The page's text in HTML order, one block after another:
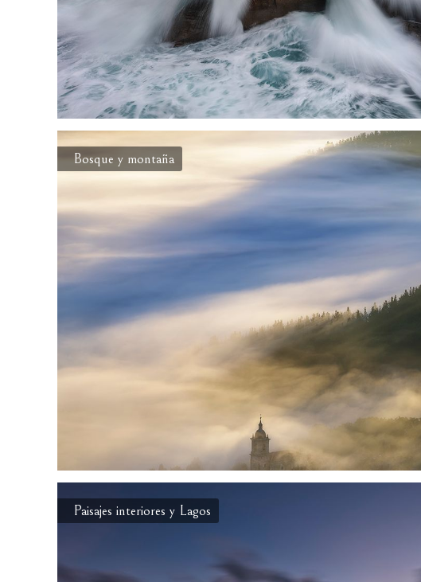
Bosque y montaña
Paisajes interiores y Lagos